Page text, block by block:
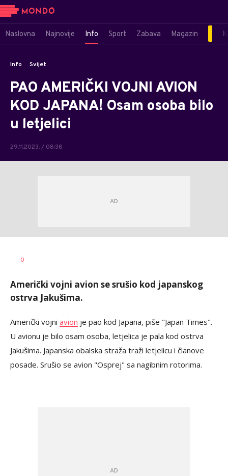
Naslovna Najnovije Info Sport Zabava Magazin
Info Svijet
PAO AMERIČKI VOJNI AVION
KOD JAPANA! Osam osoba bilo
u letjelici
29.11.2023. / 08:38
AUTOR
0
Američki vojni avion se srušio kod japanskog
ostrva Jakušima.
Američki vojni avion je pao kod Japana, piše "Japan Times".
U avionu je bilo osam osoba, letjelica je pala kod ostrva
Jakušima. Japanska obalska straža traži letjelicu i članove
posade. Srušio se avion "Osprej" sa nagibnim rotorima.